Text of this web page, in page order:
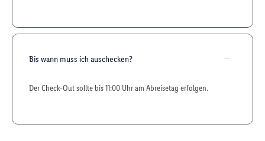
Bis wann muss ich auschecken?
Der Check-Out sollte bis 11:00 Uhr am Abreisetag erfolgen.